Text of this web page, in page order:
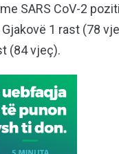
SARS CoV-2
1 rast (78
(84 vjeç).